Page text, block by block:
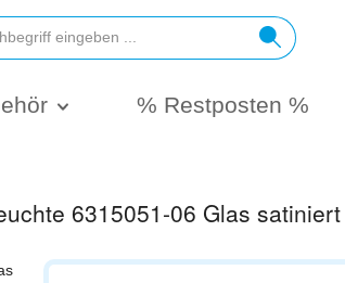
% Restposten %
6315051-06 Glas satiniert